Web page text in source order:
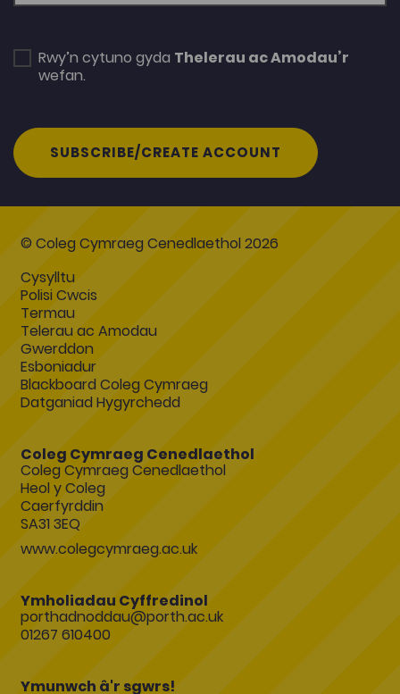
Rwy’n cytuno gyda Thelerau ac Amodau’r
wefan.
SUBSCRIBE/CREATE ACCOUNT
© Coleg Cymraeg Cenedlaethol 2026
Cysylltu
Polisi Cwcis
Termau
Telerau ac Amodau
Gwerddon
Esboniadur
Blackboard Coleg Cymraeg
Datganiad Hygyrchedd
Coleg Cymraeg Cenedlaethol
Coleg Cymraeg Cenedlaethol
Heol y Coleg
Caerfyrddin
SA31 3EQ
www.colegcymraeg.ac.uk
Ymholiadau Cyffredinol
porthadnoddau@porth.ac.uk
01267 610400
Ymunwch â'r sgwrs!